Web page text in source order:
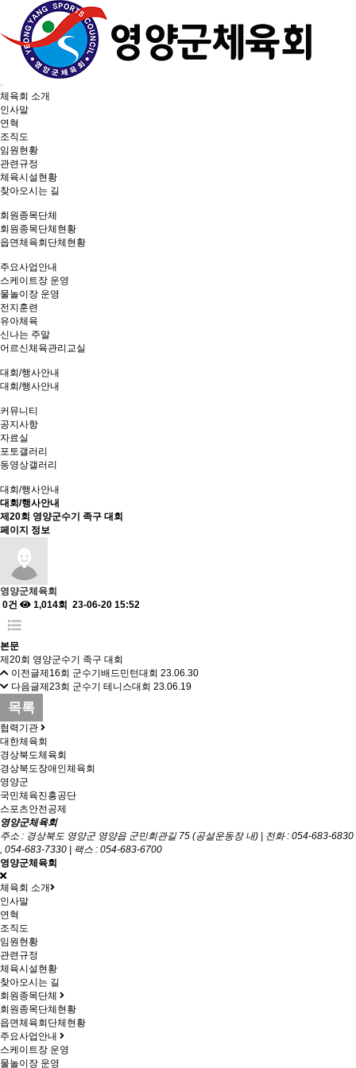
Toggle
navigation
체육회 소개
인사말
연혁
조직도
임원현황
관련규정
체육시설현황
찾아오시는 길
회원종목단체
회원종목단체현황
읍면체육회단체현황
주요사업안내
스케이트장 운영
물놀이장 운영
전지훈련
유아체육
신나는 주말
어르신체육관리교실
대회/행사안내
대회/행사안내
커뮤니티
공지사항
자료실
포토갤러리
동영상갤러리
대회/행사안내
대회/행사안내
제20회 영양군수기 족구 대회
페이지 정보
영양군체육회
0건
1,014회 23-06-20 15:52
본문
제20회 영양군수기 족구 대회
이전글제16회 군수기배드민턴대회 23.06.30
다음글제23회 군수기 테니스대회 23.06.19
목록
협력기관
대한체육회
경상북도체육회
경상북도장애인체육회
영양군
국민체육진흥공단
스포츠안전공제
영양군체육회
주소 : 경상북도 영양군 영양읍 군민회관길 75 (공설운동장 내) | 전화 : 054-683-6830
, 054-683-7330 | 팩스 : 054-683-6700
영양군체육회
체육회 소개
인사말
연혁
조직도
임원현황
관련규정
체육시설현황
찾아오시는 길
회원종목단체
회원종목단체현황
읍면체육회단체현황
주요사업안내
스케이트장 운영
물놀이장 운영